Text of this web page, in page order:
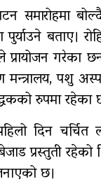
समारोहमा
पुर्याउने बताए।
प्रायोजन गरेका
मन्त्रालय, पशु
रुपमा रहेका
दिन
प्रस्तुती रहेको
छ।